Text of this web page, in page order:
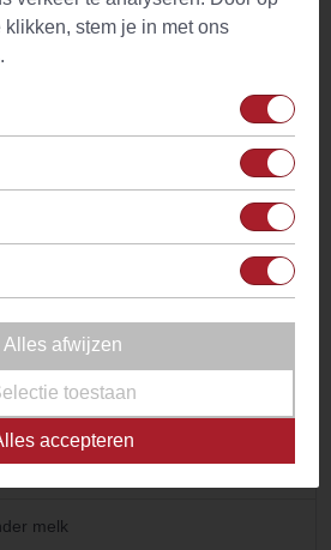
is geschikt voor gehele dag. Met
aroma
en na de maaltijd
melk
klikken, stem je in met ons
Alles afwijzen
toestaan
accepteren